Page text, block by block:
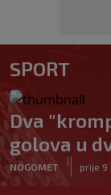
SPORT
Dva
golova u
NOGOMET
|
prije 9